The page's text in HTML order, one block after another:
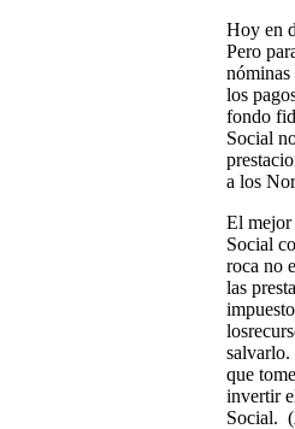
Hoy en
Pero
nóminas
los
fondo
Social
a los
El mejor
Social
roca no
las
salvarlo.
que
invertir
Social.